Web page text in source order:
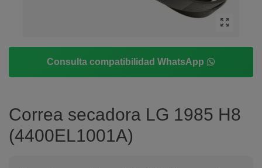
Consulta compatibilidad WhatsApp
Correa secadora LG 1985 H8
(4400EL1001A)